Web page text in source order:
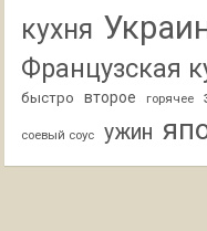
кухня
Французская
быстро второе горячее
соевый соус ужин